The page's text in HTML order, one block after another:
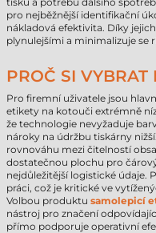
pro nejběžnější identifikační
nákladová efektivita. Díky
plynulejšími a minimalizuje se
PROČ SI VYBRAT
Pro firemní uživatele jsou
etikety na kotouči extrémně
že technologie nevyžaduje
nároky na údržbu tiskárny
rovnováhu mezi čitelností
dostatečnou plochu pro
nejdůležitější logistické údaje.
práci, což je kritické ve
Volbou produktu samolepicí
nástroj pro značení
přímo podporuje operativní